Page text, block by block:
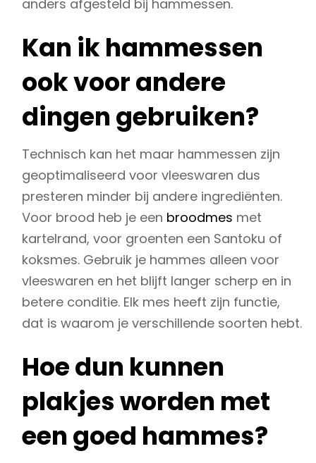
anders afgesteld bij hammessen.
Kan ik hammessen
ook voor andere
dingen gebruiken?
Technisch kan het maar hammessen zijn
geoptimaliseerd voor vleeswaren dus
presteren minder bij andere ingrediënten.
Voor brood heb je een broodmes met
kartelrand, voor groenten een Santoku of
koksmes. Gebruik je hammes alleen voor
vleeswaren en het blijft langer scherp en in
betere conditie. Elk mes heeft zijn functie,
dat is waarom je verschillende soorten hebt.
Hoe dun kunnen
plakjes worden met
een goed hammes?